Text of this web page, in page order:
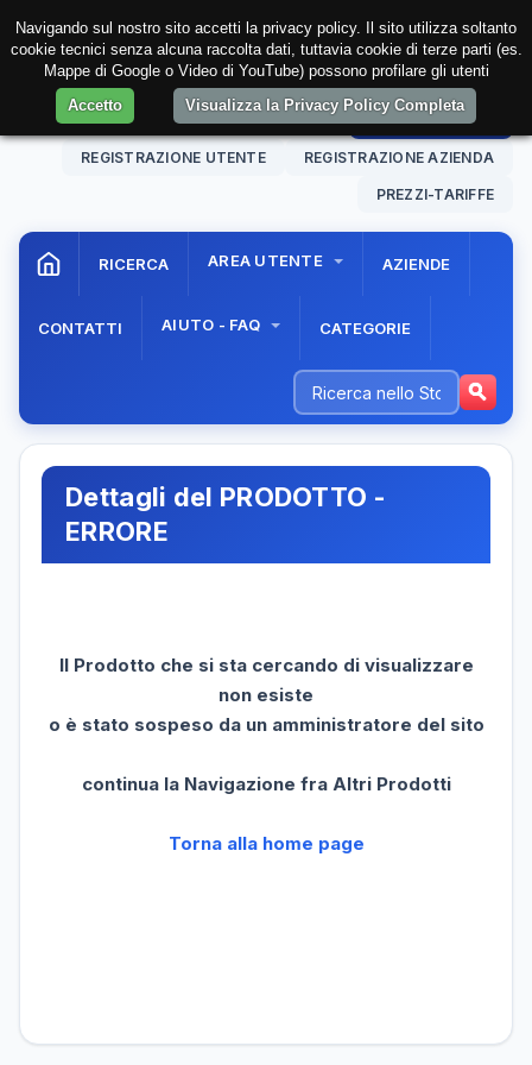
10 Aug. 202616:50:12 AREA RISERVATA
REGISTRAZIONE UTENTE REGISTRAZIONE AZIENDA
PREZZI-TARIFFE
RICERCA AREA UTENTE AZIENDE
CONTATTI AIUTO - FAQ CATEGORIE
Dettagli del PRODOTTO -
ERRORE
Il Prodotto che si sta cercando di visualizzare
non esiste
o è stato sospeso da un amministratore del sito
continua la Navigazione fra Altri Prodotti
Torna alla home page
Navigando sul nostro sito accetti la privacy policy. Il sito utilizza soltanto
cookie tecnici senza alcuna raccolta dati, tuttavia cookie di terze parti (es.
Mappe di Google o Video di YouTube) possono profilare gli utenti
Accetto
Visualizza la Privacy Policy Completa